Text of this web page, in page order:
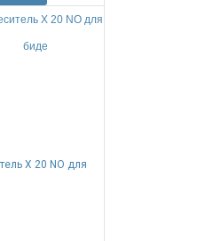
X 20 NO для